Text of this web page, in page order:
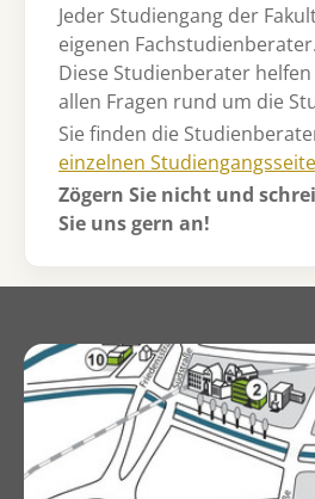
Jeder Studiengang der
eigenen Fachstudienberater.
Diese Studienberater
allen Fragen rund um die
Sie finden die
einzelnen
Zögern Sie nicht und
Sie uns gern an!